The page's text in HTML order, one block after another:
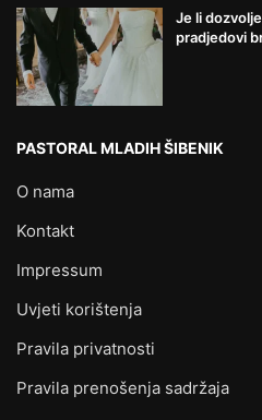
Je li
pradjedovi
PASTORAL MLADIH ŠIBENIK
O nama
Kontakt
Impressum
Uvjeti korištenja
Pravila privatnosti
Pravila prenošenja sadržaja